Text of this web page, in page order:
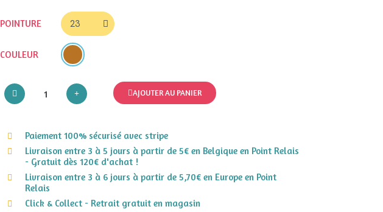
POINTURE
COULEUR
AJOUTER AU PANIER
Paiement 100% sécurisé avec stripe
Livraison entre 3 à 5 jours à partir de 5€ en Belgique en Point Relais
- Gratuit dès 120€ d'achat !
Livraison entre 3 à 6 jours à partir de 5,70€ en Europe en Point
Relais
Click & Collect - Retrait gratuit en magasin